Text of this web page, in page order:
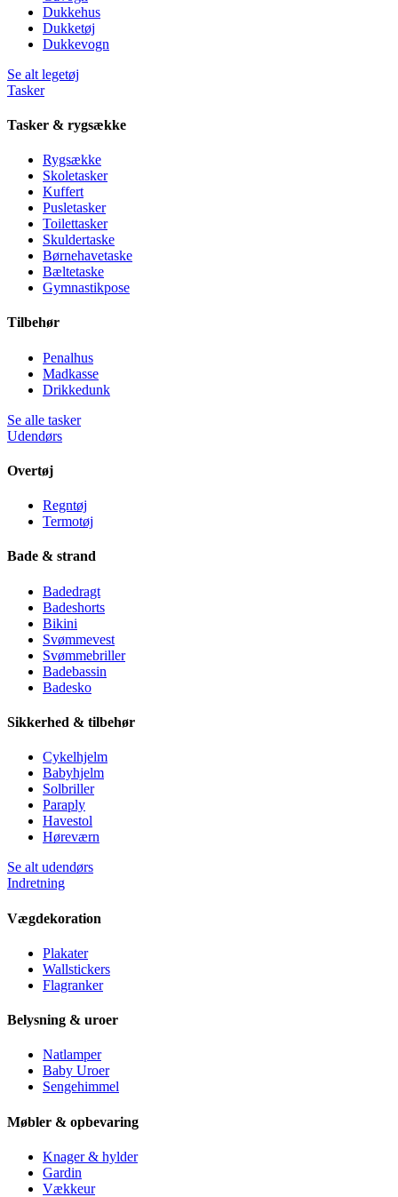
Dukkehus
Dukketøj
Dukkevogn
Se alt legetøj
Tasker
Tasker & rygsække
Rygsække
Skoletasker
Kuffert
Pusletasker
Toilettasker
Skuldertaske
Børnehavetaske
Bæltetaske
Gymnastikpose
Tilbehør
Penalhus
Madkasse
Drikkedunk
Se alle tasker
Udendørs
Overtøj
Regntøj
Termotøj
Bade & strand
Badedragt
Badeshorts
Bikini
Svømmevest
Svømmebriller
Badebassin
Badesko
Sikkerhed & tilbehør
Cykelhjelm
Babyhjelm
Solbriller
Paraply
Havestol
Høreværn
Se alt udendørs
Indretning
Vægdekoration
Plakater
Wallstickers
Flagranker
Belysning & uroer
Natlamper
Baby Uroer
Sengehimmel
Møbler & opbevaring
Knager & hylder
Gardin
Vækkeur